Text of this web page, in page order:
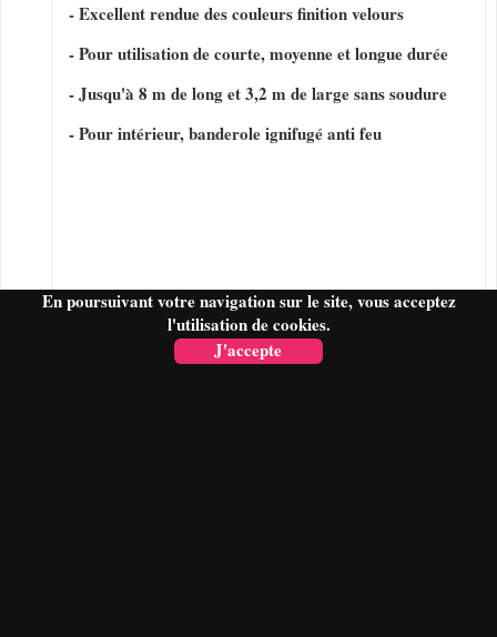
En poursuivant votre navigation sur le site, vous acceptez
l'utilisation de cookies.
J'accepte
- Excellent rendue des couleurs finition velours
- Pour utilisation de courte, moyenne et longue durée
- Jusqu'à 8 m de long et 3,2 m de large sans soudure
- Pour intérieur, banderole ignifugé anti feu